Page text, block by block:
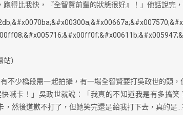
得比我快，『全智賢前輩的狀態很好』！」他話說完
）
不少橋段需一起拍攝，有一場全智賢要打吳政世的頭，
喊卡！」吳政世就說：「我真的不知道我是有多搞笑
然後道歉不打了，但她笑完還是給我打下去，真的是